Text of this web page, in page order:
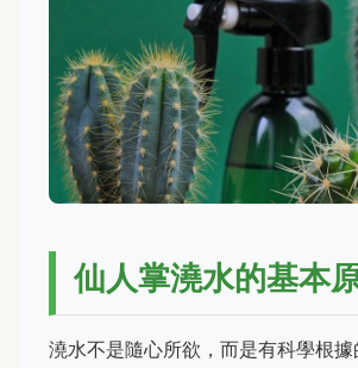
仙人掌澆水的基本
澆水不是隨心所欲，而是有科學根